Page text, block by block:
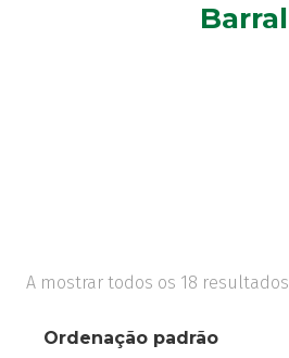
Barral
A mostrar todos os 18 resultados